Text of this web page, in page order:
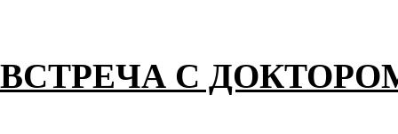
ВСТРЕЧА С